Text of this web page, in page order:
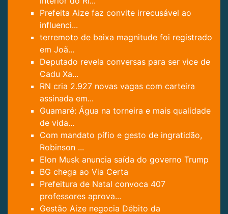
Prefeita Aize faz convite irrecusável ao
influenci...
terremoto de baixa magnitude foi registrado
em Joã...
Deputado revela conversas para ser vice de
Cadu Xa...
RN cria 2.927 novas vagas com carteira
assinada em...
Guamaré: Água na torneira e mais qualidade
de vida...
Com mandato pífio e gesto de ingratidão,
Robinson ...
Elon Musk anuncia saída do governo Trump
BG chega ao Via Certa
Prefeitura de Natal convoca 407
professores aprova...
Gestão Aize negocia Débito da